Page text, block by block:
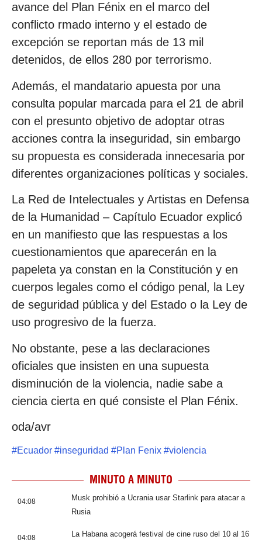
avance del Plan Fénix en el marco del
conflicto rmado interno y el estado de
excepción se reportan más de 13 mil
detenidos, de ellos 280 por terrorismo.
Además, el mandatario apuesta por una
consulta popular marcada para el 21 de abril
con el presunto objetivo de adoptar otras
acciones contra la inseguridad, sin embargo
su propuesta es considerada innecesaria por
diferentes organizaciones políticas y sociales.
La Red de Intelectuales y Artistas en Defensa
de la Humanidad – Capítulo Ecuador explicó
en un manifiesto que las respuestas a los
cuestionamientos que aparecerán en la
papeleta ya constan en la Constitución y en
cuerpos legales como el código penal, la Ley
de seguridad pública y del Estado o la Ley de
uso progresivo de la fuerza.
No obstante, pese a las declaraciones
oficiales que insisten en una supuesta
disminución de la violencia, nadie sabe a
ciencia cierta en qué consiste el Plan Fénix.
oda/avr
#Ecuador #inseguridad #Plan Fenix #violencia
MINUTO A MINUTO
04:08
Musk prohibió a Ucrania usar Starlink para atacar a
Rusia
04:08
La Habana acogerá festival de cine ruso del 10 al 16